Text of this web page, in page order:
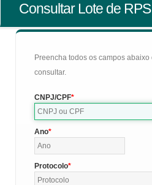
Consultar Lote de RPS
Preencha todos os campos
consultar.
CNPJ/CPF
Ano
Protocolo